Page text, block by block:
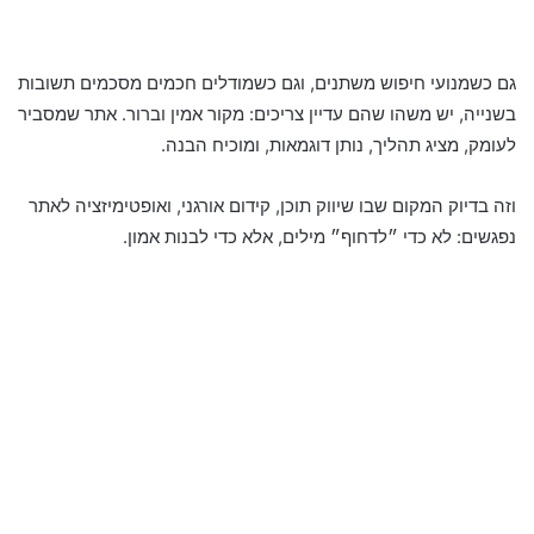
גם כשמנועי חיפוש משתנים, וגם כשמודלים חכמים מסכמים תשובות
בשנייה, יש משהו שהם עדיין צריכים: מקור אמין וברור. אתר שמסביר
לעומק, מציג תהליך, נותן דוגמאות, ומוכיח הבנה.
וזה בדיוק המקום שבו שיווק תוכן, קידום אורגני, ואופטימיזציה לאתר
נפגשים: לא כדי ״לדחוף״ מילים, אלא כדי לבנות אמון.